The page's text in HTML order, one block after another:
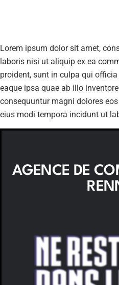
Lorem ipsum dolor sit amet,
laboris nisi ut aliquip ex ea
proident, sunt in culpa qui
eaque ipsa quae ab illo
consequuntur magni dolores
eius modi tempora incidunt ut
AGENCE DE